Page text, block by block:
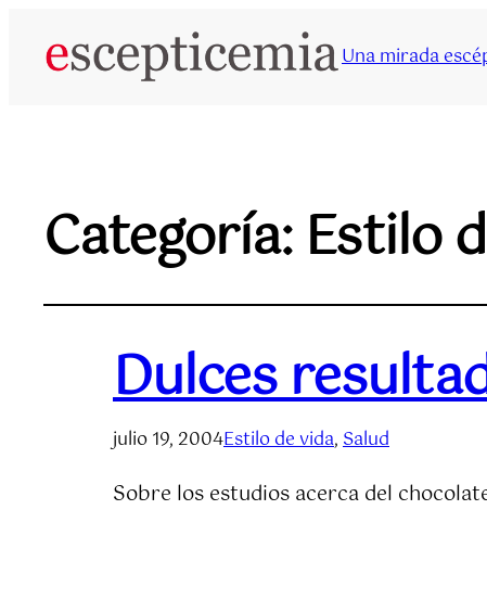
Una mirada
Categoría: Estilo
Dulces
julio 19, 2004Estilo de vida, Salud
Sobre los estudios acerca del